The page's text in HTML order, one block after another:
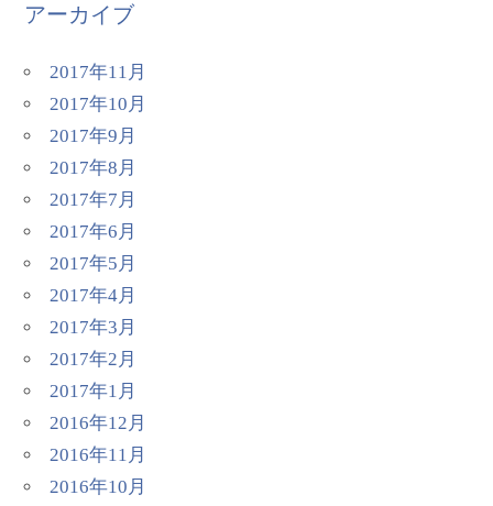
アーカイブ
2017年11月
2017年10月
2017年9月
2017年8月
2017年7月
2017年6月
2017年5月
2017年4月
2017年3月
2017年2月
2017年1月
2016年12月
2016年11月
2016年10月